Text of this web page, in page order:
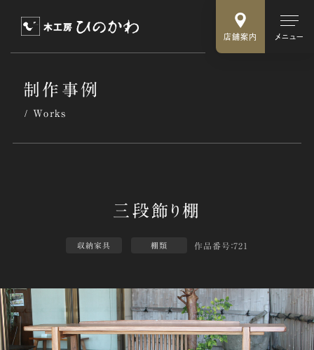
店舗案内 メニュー
制作事例
Works
収納家具 棚類 作品番号：721